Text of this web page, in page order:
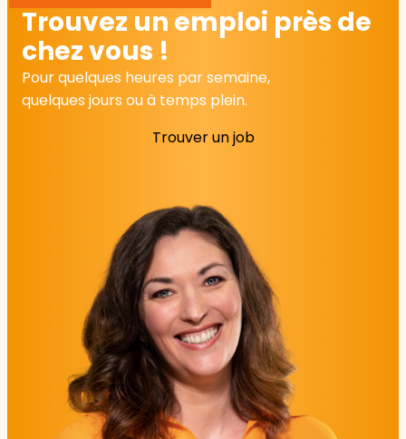
Trouvez un emploi près de
chez vous !
Pour quelques heures par semaine,
quelques jours ou à temps plein.
Trouver un job